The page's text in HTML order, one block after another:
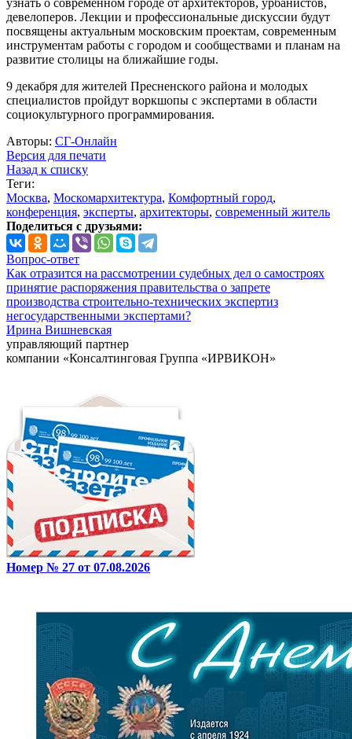
узнать о современном городе от архитекторов, урбанистов,
девелоперов. Лекции и профессиональные дискуссии будут
посвящены актуальным московским проектам, современным
инструментам работы с городом и сообществами и планам на
развитие столицы на ближайшие годы.
9 декабря для жителей Пресненского района и молодых
специалистов пройдут воркшопы с экспертами в области
социокультурного программирования.
Авторы: СГ-Онлайн
Версия для печати
Назад к списку
Теги:
Москва, Москомархитектура, Комфортный город,
конференция, эксперты, архитекторы, современный житель
Поделиться с друзьями:
Вопрос-ответ
Как отразится на рассмотрении судебных дел о самостроях
принятие распоряжения правительства о запрете
производства строительно-технических экспертиз
негосударственными экспертами?
Ирина Вишневская
управляющий партнер
компании «Консалтинговая Группа «ИРВИКОН»
Номер № 27 от 07.08.2026